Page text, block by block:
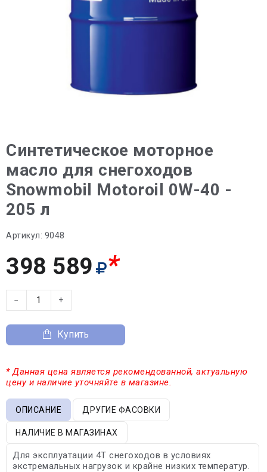
Синтетическое моторное
масло для снегоходов
Snowmobil Motoroil 0W-40 -
205 л
Артикул: 9048
398 589 *
− +
Купить
* Данная цена является рекомендованной, актуальную
цену и наличие уточняйте в магазине.
ОПИСАНИЕ ДРУГИЕ ФАСОВКИ
НАЛИЧИЕ В МАГАЗИНАХ
Для эксплуатации 4Т снегоходов в условиях
экстремальных нагрузок и крайне низких температур.